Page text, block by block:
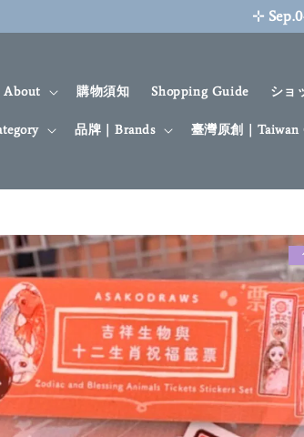
April
About 購物須知 Shopping Guide ショ
品牌｜Brands 臺灣原創｜